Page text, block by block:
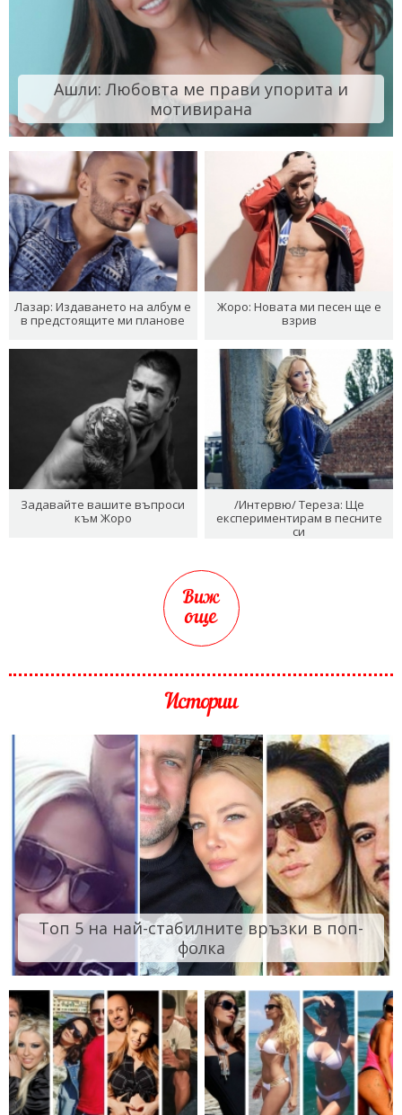
Ашли: Любовта ме прави упорита и
мотивирана
Лазар: Издаването на албум е
в предстоящите ми планове
Жоро: Новата ми песен ще е
взрив
Задавайте вашите въпроси
към Жоро
/Интервю/ Тереза: Ще
експериментирам в песните
си
Виж
още
Истории
Топ 5 на най-стабилните връзки в поп-
фолка